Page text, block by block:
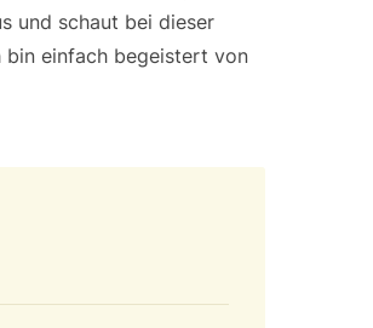
und schaut bei dieser
bin einfach begeistert von